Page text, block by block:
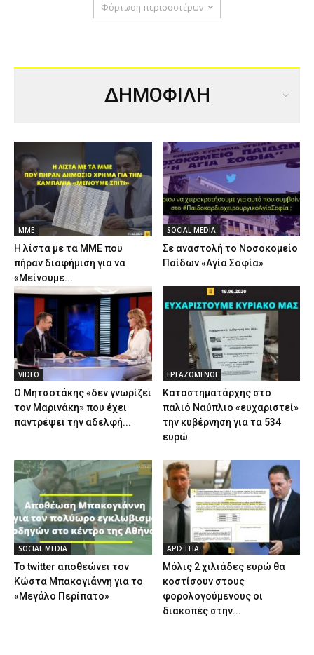
Φόρτωση περισσοτέρων
ΔΗΜΟΦΙΛΗ
ΜΜΕ
Η λίστα με τα ΜΜΕ που
πήραν διαφήμιση για να
«Μείνουμε...
SOCIAL MEDIA
Σε αναστολή το Νοσοκομείο
Παίδων «Αγία Σοφία»
VIDEO
Ο Μητσοτάκης «δεν γνωρίζει
τον Μαρινάκη» που έχει
παντρέψει την αδελφή...
ΕΡΓΑΖΟΜΕΝΟΙ
Καταστηματάρχης στο
παλιό Ναύπλιο «ευχαριστεί»
την κυβέρνηση για τα 534
ευρώ
SOCIAL MEDIA
Το twitter αποθεώνει τον
Κώστα Μπακογιάννη για το
«Μεγάλο Περίπατο»
ΑΡΙΣΤΕΙΑ
Μόλις 2 χιλιάδες ευρώ θα
κοστίσουν στους
φορολογούμενους οι
διακοπές στην...